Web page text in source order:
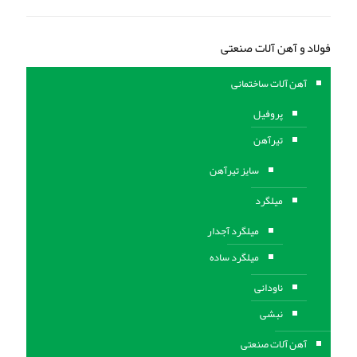
فولاد و آهن آلات صنعتی
آهن آلات ساختمانی
پروفیل
تیرآهن
سایز تیرآهن
میلگرد
میلگرد آجدار
میلگرد ساده
ناودانی
نبشی
آهن آلات صنعتی